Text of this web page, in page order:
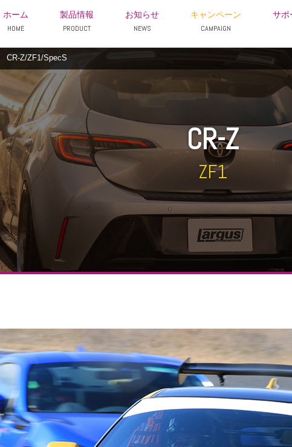
ホーム
HOME
製品情報
PRODUCT
お知らせ
NEWS
キャンペーン
CAMPAIGN
サポ
CR-Z/ZF1/SpecS
CR-Z
ZF1